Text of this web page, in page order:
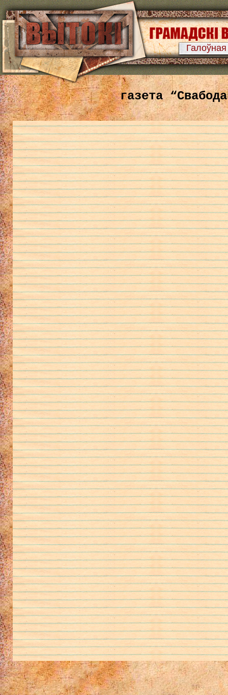
Галоўная
газета